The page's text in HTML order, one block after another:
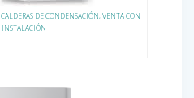
CALDERAS DE CONDENSACIÓN, VENTA CON
INSTALACIÓN